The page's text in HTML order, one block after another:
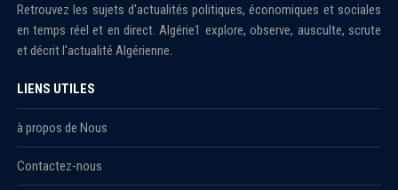
Retrouvez les sujets d'actualités politiques, économiques et sociales
en temps réel et en direct. Algérie1 explore, observe, ausculte, scrute
et décrit l'actualité Algérienne.
LIENS UTILES
à propos de Nous
Contactez-nous